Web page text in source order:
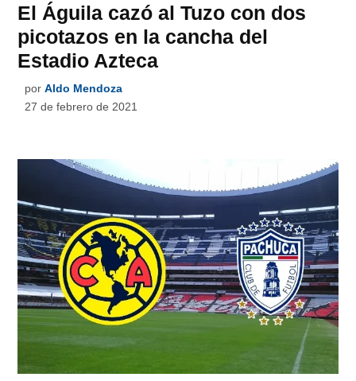
El Águila cazó al Tuzo con dos
picotazos en la cancha del
Estadio Azteca
por Aldo Mendoza
27 de febrero de 2021